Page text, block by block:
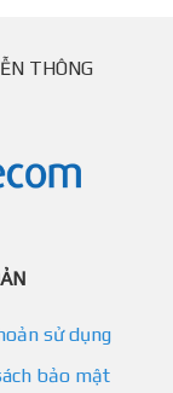
THÔNG
sử dụng
bảo mật